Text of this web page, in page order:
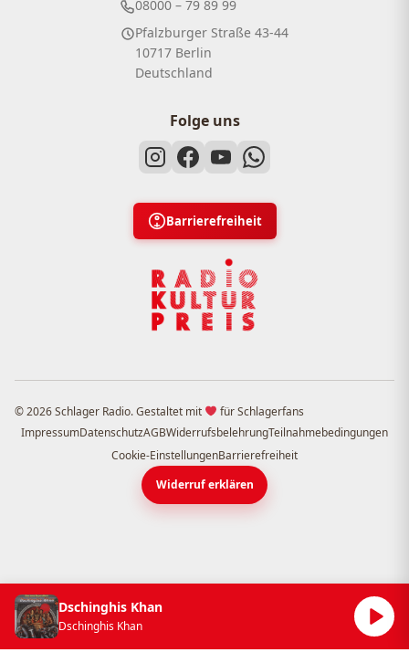
08000 – 79 89 99
Pfalzburger Straße 43-44
10717 Berlin
Deutschland
Folge uns
Barrierefreiheit
© 2026 Schlager Radio. Gestaltet mit
für Schlagerfans
ImpressumDatenschutzAGBWiderrufsbelehrungTeilnahmebedingungen
Cookie-EinstellungenBarrierefreiheit
Widerruf erklären
Dschinghis Khan
Dschinghis Khan